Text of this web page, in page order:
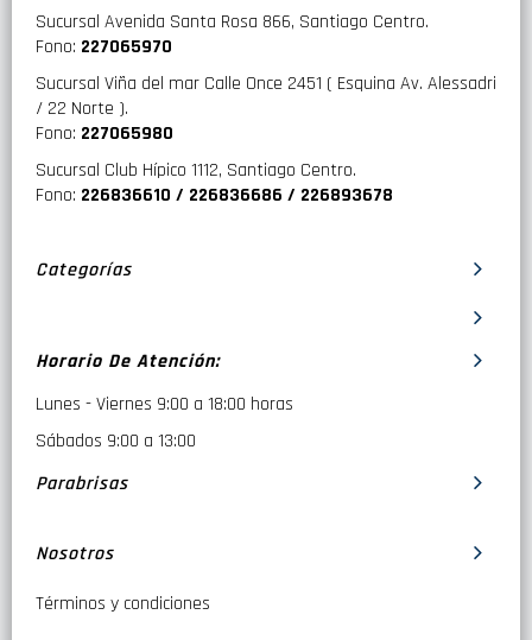
Sucursal Avenida Santa Rosa 866, Santiago Centro.
Fono: 227065970
Sucursal Viña del mar Calle Once 2451 ( Esquina Av. Alessadri
/ 22 Norte ).
Fono: 227065980
Sucursal Club Hípico 1112, Santiago Centro.
Fono: 226836610 / 226836686 / 226893678
Categorías
Horario De Atención:
Lunes - Viernes 9:00 a 18:00 horas
Sábados 9:00 a 13:00
Parabrisas
Nosotros
Términos y condiciones